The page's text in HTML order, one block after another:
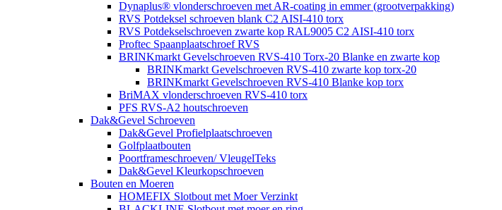
Dynaplus® vlonderschroeven met AR-coating in emmer (grootverpakking)
RVS Potdeksel schroeven blank C2 AISI-410 torx
RVS Potdekselschroeven zwarte kop RAL9005 C2 AISI-410 torx
Proftec Spaanplaatschroef RVS
BRINKmarkt Gevelschroeven RVS-410 Torx-20 Blanke en zwarte kop
BRINKmarkt Gevelschroeven RVS-410 zwarte kop torx-20
BRINKmarkt Gevelschroeven RVS-410 Blanke kop torx
BriMAX vlonderschroeven RVS-410 torx
PFS RVS-A2 houtschroeven
Dak&Gevel Schroeven
Dak&Gevel Profielplaatschroeven
Golfplaatbouten
Poortframeschroeven/ VleugelTeks
Dak&Gevel Kleurkopschroeven
Bouten en Moeren
HOMEFIX Slotbout met Moer Verzinkt